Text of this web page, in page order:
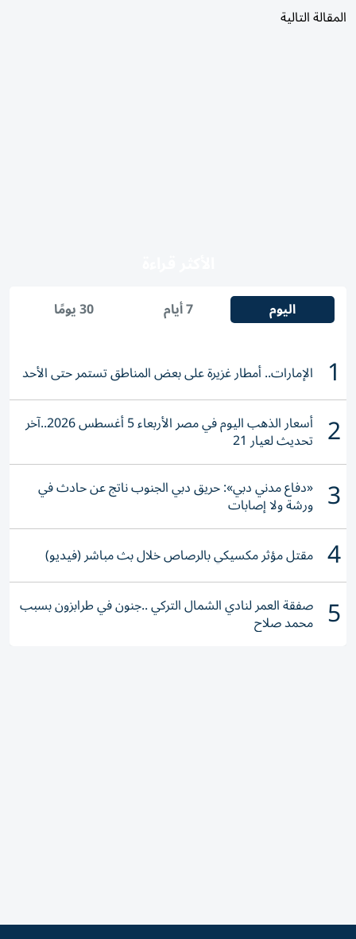
المقالة التالية
اليوم 7 أيام 30 يومًا
1 الإمارات.. أمطار غزيرة على بعض المناطق تستمر حتى الأحد
2 أسعار الذهب اليوم في مصر الأربعاء 5 أغسطس 2026..آخر
تحديث لعيار 21
3 «دفاع مدني دبي»: حريق دبي الجنوب ناتج عن حادث في
ورشة ولا إصابات
4 مقتل مؤثر مكسيكي بالرصاص خلال بث مباشر (فيديو)
5 صفقة العمر لنادي الشمال التركي ..جنون في طرابزون بسبب
محمد صلاح